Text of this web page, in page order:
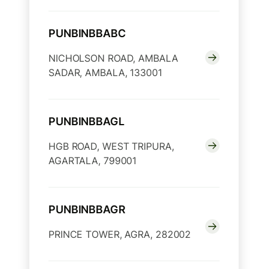
PUNBINBBABC
NICHOLSON ROAD, AMBALA
SADAR, AMBALA, 133001
PUNBINBBAGL
HGB ROAD, WEST TRIPURA,
AGARTALA, 799001
PUNBINBBAGR
PRINCE TOWER, AGRA, 282002